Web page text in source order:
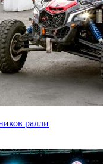
ралли